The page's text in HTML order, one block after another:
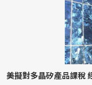
美擬對多晶矽產品課稅